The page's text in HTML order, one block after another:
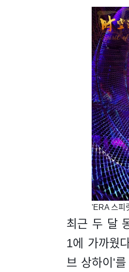
​'ERA 스피
최근 두 달
1에 가까웠
브 상하이'